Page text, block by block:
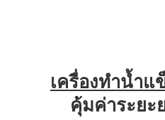
เครื่องทำน้ำแ
คุ้มค่าระยะ